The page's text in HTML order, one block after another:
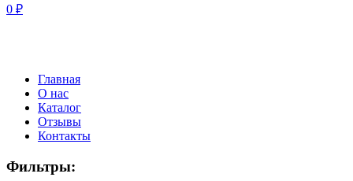
0 ₽
Главная
О нас
Каталог
Отзывы
Контакты
Фильтры: